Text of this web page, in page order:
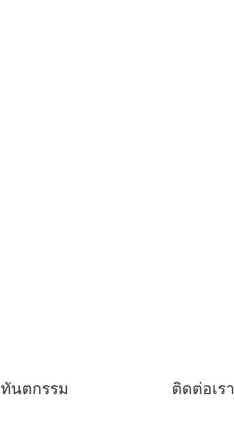
นตกรรม ติดต่อเรา